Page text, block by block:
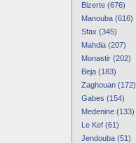
Bizerte (676)
Manouba (616)
Sfax (345)
Mahdia (207)
Monastir (202)
Beja (183)
Zaghouan (172)
Gabes (154)
Medenine (133)
Le Kef (61)
Jendouba (51)